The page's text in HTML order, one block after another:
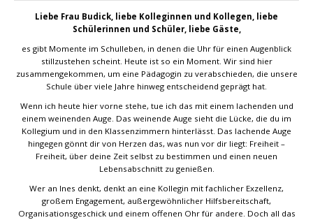
Liebe Frau Budick, liebe Kolleginnen und Kollegen, liebe
Schülerinnen und Schüler, liebe Gäste,
es gibt Momente im Schulleben, in denen die Uhr für einen Augenblick
stillzustehen scheint. Heute ist so ein Moment. Wir sind hier
zusammengekommen, um eine Pädagogin zu verabschieden, die unsere
Schule über viele Jahre hinweg entscheidend geprägt hat.
Wenn ich heute hier vorne stehe, tue ich das mit einem lachenden und
einem weinenden Auge. Das weinende Auge sieht die Lücke, die du im
Kollegium und in den Klassenzimmern hinterlässt. Das lachende Auge
hingegen gönnt dir von Herzen das, was nun vor dir liegt: Freiheit –
Freiheit, über deine Zeit selbst zu bestimmen und einen neuen
Lebensabschnitt zu genießen.
Wer an Ines denkt, denkt an eine Kollegin mit fachlicher Exzellenz,
großem Engagement, außergewöhnlicher Hilfsbereitschaft,
Organisationsgeschick und einem offenen Ohr für andere. Doch all das